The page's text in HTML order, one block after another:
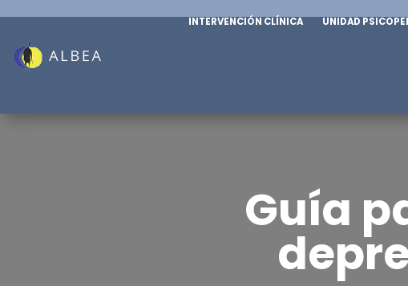
INTERVENCIÓN CLÍNICA UNIDAD
Adultos Infantil
Miedos
Trastornos
Guía